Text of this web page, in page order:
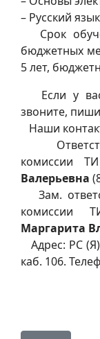
– Русский
Срок
бюджетных
5 лет,
Если у
звоните,
Наши
комиссии
Валерьевна
Зам.
Маргарита
Адрес: РС
каб. 106.